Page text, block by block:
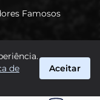
Famosos
de
Aceitar